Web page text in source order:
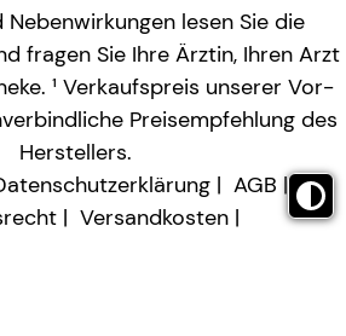
Nebenwirkungen lesen Sie die
fragen Sie Ihre Ärztin, Ihren Arzt
¹ Verkaufspreis unserer Vor-
Preisempfehlung des
Herstellers.
AGB
Versandkosten